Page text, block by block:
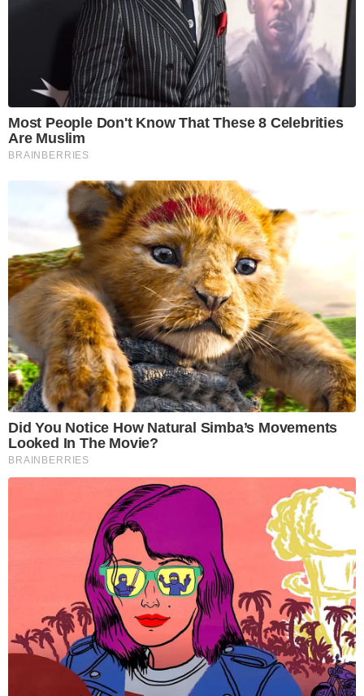
Most People Don't Know That These 8 Celebrities
Are Muslim
BRAINBERRIES
Did You Notice How Natural Simba’s Movements
Looked In The Movie?
BRAINBERRIES